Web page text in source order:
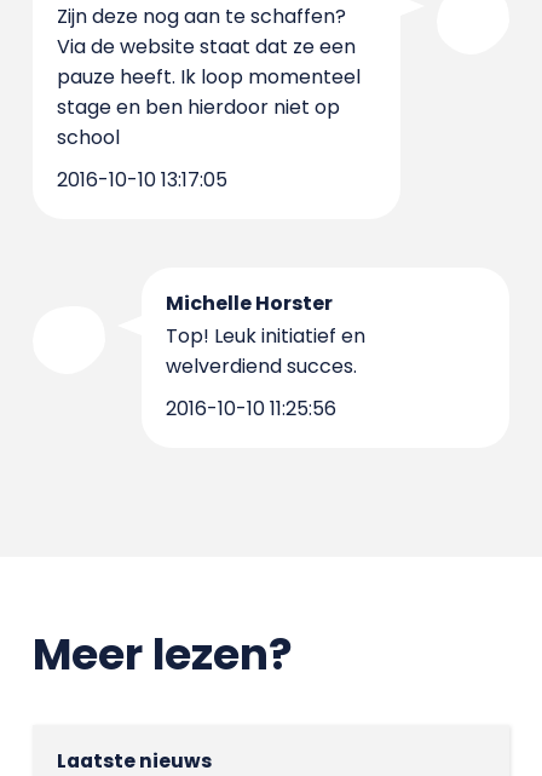
Zijn deze nog aan te schaffen?
Via de website staat dat ze een
pauze heeft. Ik loop momenteel
stage en ben hierdoor niet op
school
2016-10-10 13:17:05
Michelle Horster
Top! Leuk initiatief en
welverdiend succes.
2016-10-10 11:25:56
Meer lezen?
Laatste nieuws